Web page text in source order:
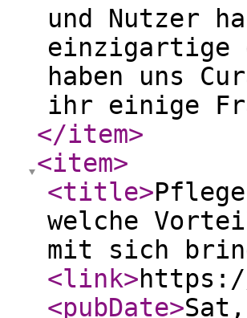
und Nutzer
einzigartige
haben uns
ihr einige
</item>
<item>
<title>
welche
mit sich
<link>
<pubDate>